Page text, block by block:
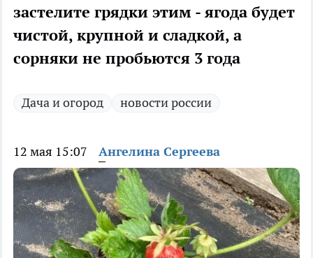
застелите грядки этим - ягода будет
чистой, крупной и сладкой, а
сорняки не пробьются 3 года
Дача и огород новости россии
12 мая 15:07 Ангелина Сергеева